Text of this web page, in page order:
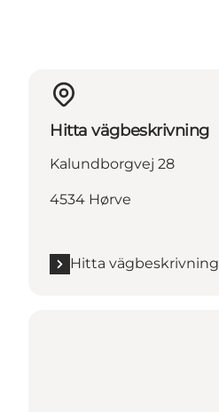
Hitta vägbeskrivning
Kalundborgvej 28
4534 Hørve
Hitta vägbeskrivning